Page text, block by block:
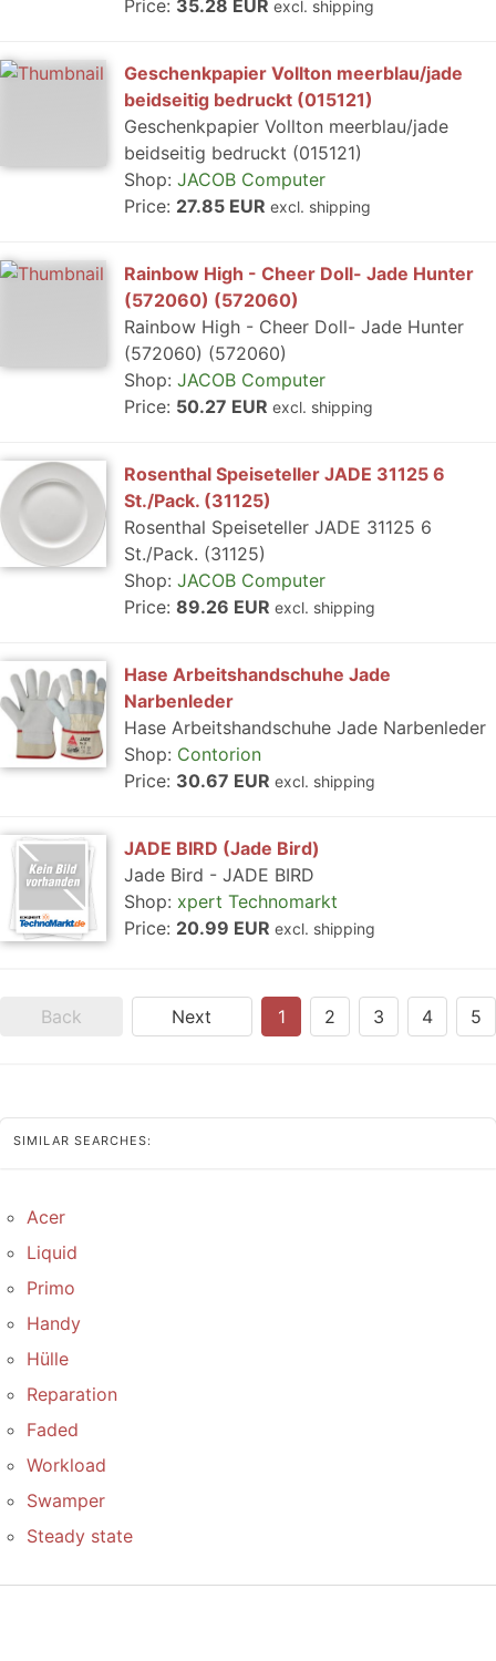
Price: 35.28 EUR excl. shipping
Geschenkpapier Vollton meerblau/jade
beidseitig bedruckt (015121)
Geschenkpapier Vollton meerblau/jade
beidseitig bedruckt (015121)
Shop: JACOB Computer
Price: 27.85 EUR excl. shipping
Rainbow High - Cheer Doll- Jade Hunter
(572060) (572060)
Rainbow High - Cheer Doll- Jade Hunter
(572060) (572060)
Shop: JACOB Computer
Price: 50.27 EUR excl. shipping
Rosenthal Speiseteller JADE 31125 6
St./Pack. (31125)
Rosenthal Speiseteller JADE 31125 6
St./Pack. (31125)
Shop: JACOB Computer
Price: 89.26 EUR excl. shipping
Hase Arbeitshandschuhe Jade
Narbenleder
Hase Arbeitshandschuhe Jade Narbenleder
Shop: Contorion
Price: 30.67 EUR excl. shipping
JADE BIRD (Jade Bird)
Jade Bird - JADE BIRD
Shop: xpert Technomarkt
Price: 20.99 EUR excl. shipping
Back Next 1 2 3 4 5
SIMILAR SEARCHES:
Acer
Liquid
Primo
Handy
Hülle
Reparation
Faded
Workload
Swamper
Steady state